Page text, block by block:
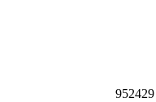
952429